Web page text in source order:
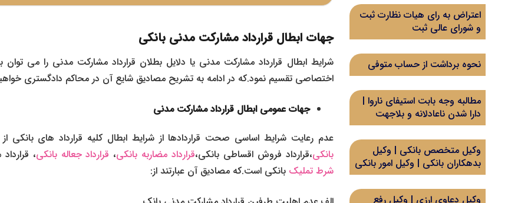
اعتراض به رای هیات نظارت ثبت
و شورای عالی ثبت
نحوه برداشت از حساب متوفی
مطالبه وجه بابت استیفای ناروا |
دارا شدن ناعادلانه و بلاجهت
وکیل متخصص بانکی | وکیل
بدهکاران بانکی | وکیل امور بانکی
وکیل دعاوی ارزی | وکیل رفع
جهات ابطال قرارداد مشارکت مدنی بانکی
شرایط ابطال قرارداد مشارکت مدنی یا دلایل بطلان قرارداد مشارکت مدنی را می
اختصاصی تقسیم نمود.که در ادامه به تشریح مصادیق شایع آن در محاکم دادگستری
جهات عمومی ابطال قرارداد مشارکت مدنی
عدم رعایت شرایط اساسی صحت قراردادها از شرایط ابطال کلیه قرارداد های بانکی
بانکی،قرارداد فروش اقساطی بانکی،قرارداد مضاربه بانکی، قرارداد جعاله بانکی،
شرط تملیک بانکی است.که مصادیق آن عبارتند از: